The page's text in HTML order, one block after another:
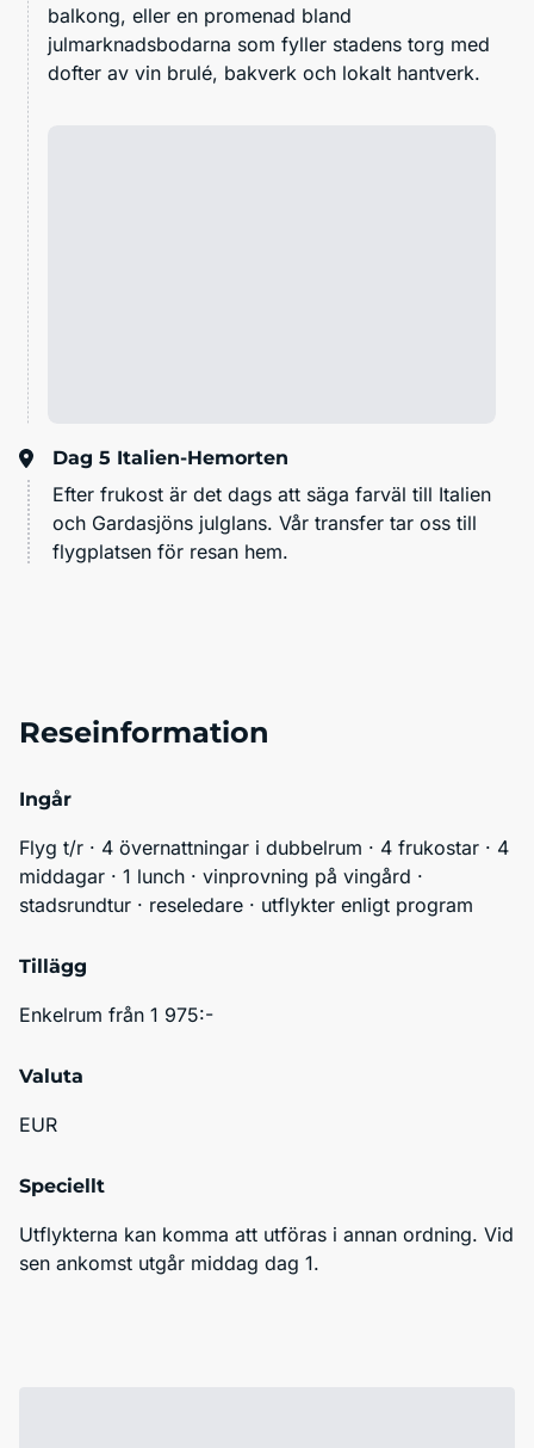
balkong, eller en promenad bland
julmarknadsbodarna som fyller stadens torg med
dofter av vin brulé, bakverk och lokalt hantverk.
Dag 5 Italien-Hemorten
Efter frukost är det dags att säga farväl till Italien
och Gardasjöns julglans. Vår transfer tar oss till
flygplatsen för resan hem.
Reseinformation
Ingår
Flyg t/r · 4 övernattningar i dubbelrum · 4 frukostar · 4
middagar · 1 lunch · vinprovning på vingård ·
stadsrundtur · reseledare · utflykter enligt program
Tillägg
Enkelrum från 1 975:-
Valuta
EUR
Speciellt
Utflykterna kan komma att utföras i annan ordning. Vid
sen ankomst utgår middag dag 1.